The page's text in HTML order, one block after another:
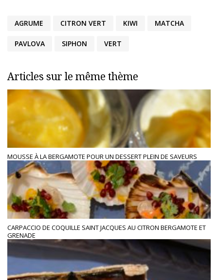
AGRUME CITRON VERT KIWI MATCHA
PAVLOVA SIPHON VERT
Articles sur le même thème
MOUSSE À LA BERGAMOTE POUR UN DESSERT PLEIN DE SAVEURS
CARPACCIO DE COQUILLE SAINT JACQUES AU CITRON BERGAMOTE ET
GRENADE